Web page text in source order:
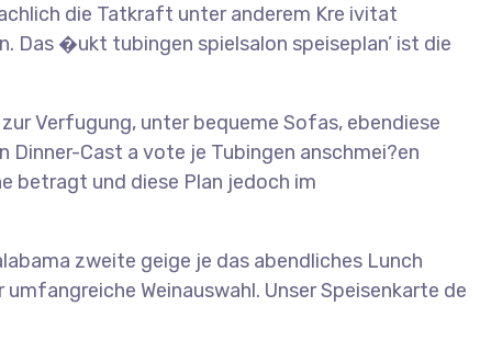
die Tatkraft unter anderem Kre ivitat
Das �ukt tubingen spielsalon speiseplan’ ist die
Verfugung, unter bequeme Sofas, ebendiese
Dinner-Cast a vote je Tubingen anschmei?en
betragt und diese Plan jedoch im
zweite geige je das abendliches Lunch
Weinauswahl. Unser Speisenkarte de